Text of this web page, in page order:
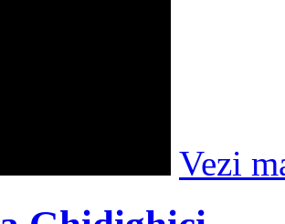
Vezi